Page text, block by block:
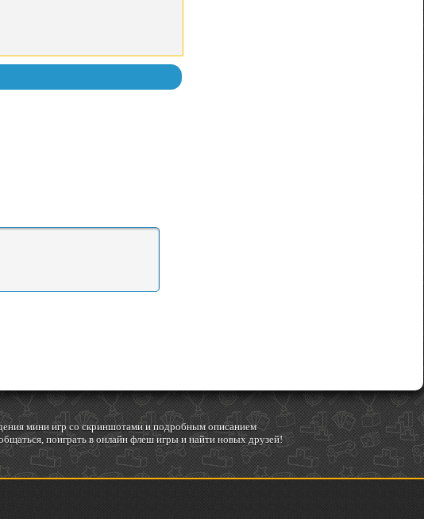
мини игр со скриншотами и подробным описанием
поиграть в онлайн флеш игры и найти новых друзей!